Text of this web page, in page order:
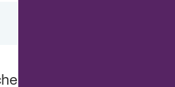
Theologie der Erde